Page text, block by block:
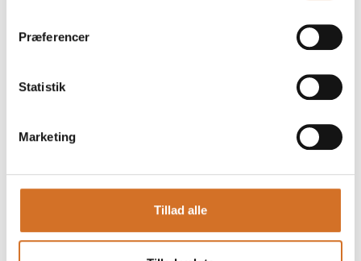
Præferencer
Statistik
Marketing
Tillad alle
Chocomel c/o FrieslandCampina Consumer Dairy
smagsoplevelsen i Chocomel også langt udover de
ingredienser, der er i.